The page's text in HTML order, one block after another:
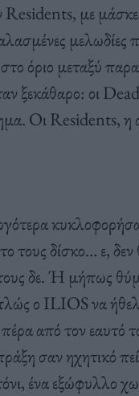
Residents, με
μελωδίες
όριο μεταξύ
ξεκάθαρο: οι
Οι Residents,
τους δίσκο… ε, δεν
δε. Ή μήπως
ο ILIOS να
πέρα από τον εαυτό
σαν ηχητικό
ένα εξώφυλλο